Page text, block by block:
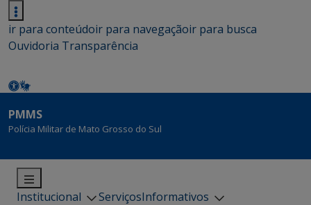
ir para conteúdoir para navegaçãoir para busca
Ouvidoria Transparência
PMMS
Polícia Militar de Mato Grosso do Sul
Institucional ServiçosInformativos